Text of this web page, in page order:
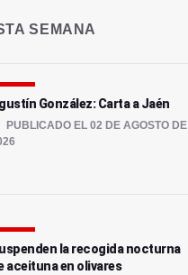
SEMANA
González: Carta a Jaén
PUBLICADO EL 02 DE AGOSTO DE
la recogida nocturna
aceituna en olivares